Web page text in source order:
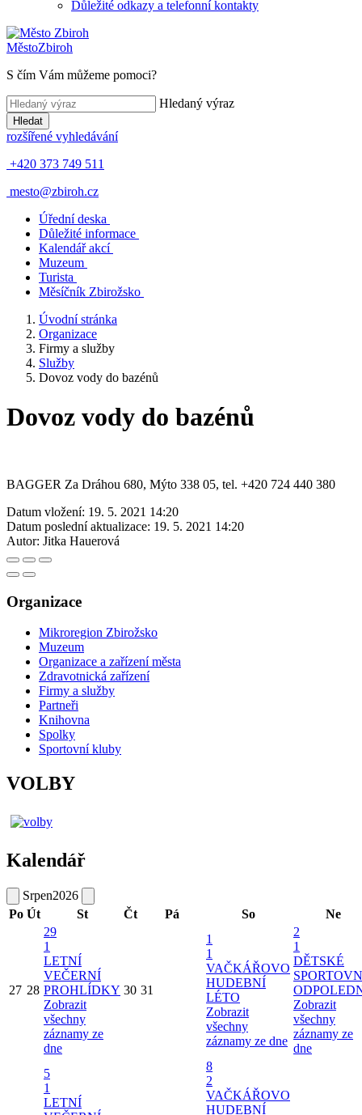
Důležité odkazy a telefonní kontakty
MěstoZbiroh
S čím Vám můžeme pomoci?
Hledaný výraz
Hledat
rozšířené vyhledávání
+420 373 749 511
mesto@zbiroh.cz
Úřední deska
Důležité informace
Kalendář akcí
Muzeum
Turista
Měsíčník Zbirožsko
Úvodní stránka
Organizace
Firmy a služby
Služby
Dovoz vody do bazénů
Dovoz vody do bazénů
BAGGER Za Dráhou 680, Mýto 338 05, tel. +420 724 440 380
Datum vložení: 19. 5. 2021 14:20
Datum poslední aktualizace: 19. 5. 2021 14:20
Autor: Jitka Hauerová
Organizace
Mikroregion Zbirožsko
Muzeum
Organizace a zařízení města
Zdravotnická zařízení
Firmy a služby
Partneři
Knihovna
Spolky
Sportovní kluby
VOLBY
Kalendář
Srpen2026
Po Út St Čt Pá So Ne
27 28
29
1
LETNÍ
VEČERNÍ
PROHLÍDKY
Zobrazit
všechny
záznamy ze
dne
30 31
1
1
VAČKÁŘOVO
HUDEBNÍ
LÉTO
Zobrazit
všechny
záznamy ze dne
2
1
DĚTSKÉ
Zobrazit
všechny
záznamy ze
dne
5
1
LETNÍ
8
2
VAČKÁŘOVO
HUDEBNÍ